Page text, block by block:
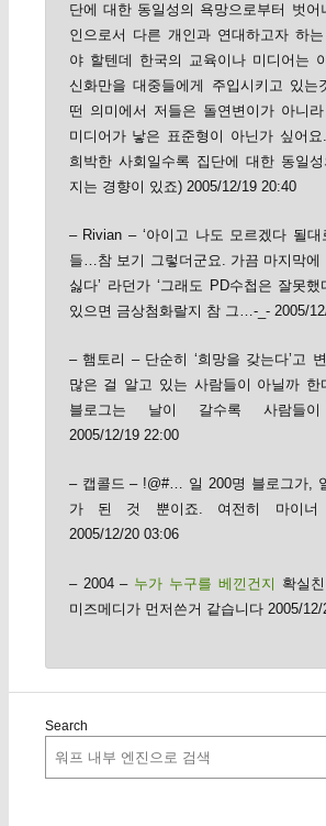
단에 대한 동일성의 욕망으로부터 벗어
인으로서 다른 개인과 연대하고자 하
야 할텐데 한국의 교육이나 미디어는
신화만을 대중들에게 주입시키고 있는
떤 의미에서 저들은 돌연변이가 아니
미디어가 낳은 표준형이 아닌가 싶어
희박한 사회일수록 집단에 대한 동일
지는 경향이 있죠) 2005/12/19 20:40
– Rivian – ‘아이고 나도 모르겠다 될대
들…참 보기 그렇더군요. 가끔 마지막에
싫다’ 라던가 ‘그래도 PD수첩은 잘못했
있으면 금상첨화랄지 참 그…-_- 2005/
– 햄토리 – 단순히 ‘희망을 갖는다’고
많은 걸 알고 있는 사람들이 아닐까 한
블로그는 날이 갈수록 사람들이
2005/12/19 22:00
– 캡콜드 – !@#… 일 200명 블로그가,
가 된 것 뿐이죠. 여전히 마이너
2005/12/20 03:06
– 2004 – 누가 누구를 베낀건지 확실
미즈메디가 먼저쓴거 같습니다 2005/12/
Search